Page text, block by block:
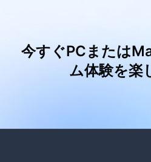
今すぐPCまたは
ム体験を楽